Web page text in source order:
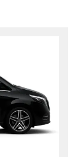
66
Wi-Fi
кресло